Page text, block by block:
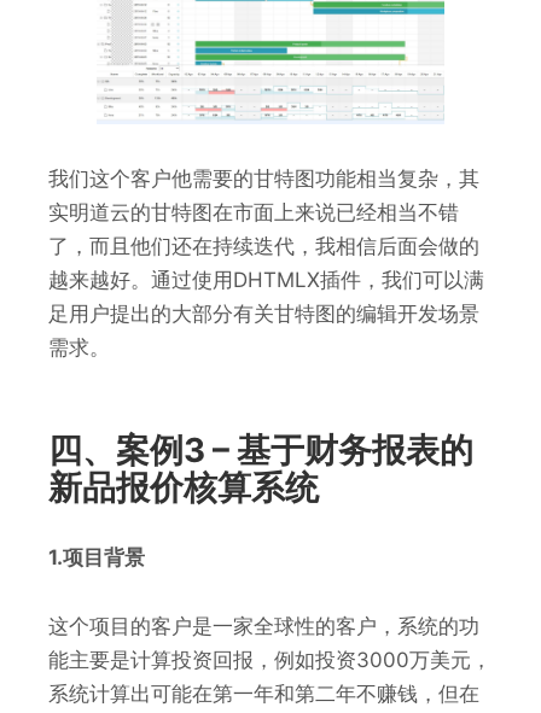
我们这个客户他需要的甘特图功能相当复杂，其
实明道云的甘特图在市面上来说已经相当不错
了，而且他们还在持续迭代，我相信后面会做的
越来越好。通过使用DHTMLX插件，我们可以满
足用户提出的大部分有关甘特图的编辑开发场景
需求。
四、案例3 – 基于财务报表的
新品报价核算系统
1.项目背景
这个项目的客户是一家全球性的客户，系统的功
能主要是计算投资回报，例如投资3000万美元，
系统计算出可能在第一年和第二年不赚钱，但在